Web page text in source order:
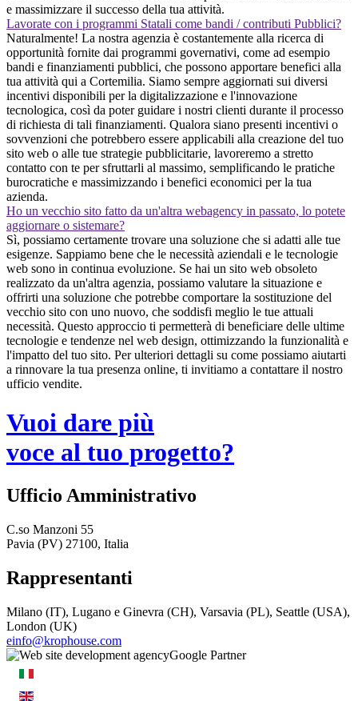
e massimizzare il successo della tua attività.
Lavorate con i programmi Statali come bandi / contributi Pubblici?
Naturalmente! La nostra agenzia è costantemente alla ricerca di
opportunità fornite dai programmi governativi, come ad esempio
bandi e finanziamenti pubblici, che possono apportare benefici alla
tua attività qui a Cortemilia. Siamo sempre aggiornati sui diversi
incentivi disponibili per la digitalizzazione e l'innovazione
tecnologica, così da poter guidare i nostri clienti durante il processo
di richiesta di tali finanziamenti. Qualora siano presenti incentivi o
sovvenzioni che potrebbero essere applicabili alla creazione del tuo
sito web o alle tue strategie pubblicitarie, lavoreremo a stretto
contatto con te per sfruttarli al massimo, semplificando le pratiche
burocratiche e massimizzando i benefici economici per la tua
azienda.
Ho un vecchio sito fatto da un'altra webagency in passato, lo potete
aggiornare o sistemare?
Sì, possiamo certamente trovare una soluzione che si adatti alle tue
esigenze. Sappiamo bene che le necessità aziendali e le tecnologie
web sono in continua evoluzione. Se hai un sito web obsoleto
realizzato da un'altra agenzia, possiamo valutare la situazione e
offrirti una soluzione che potrebbe comportare la sostituzione del
vecchio sito con uno nuovo, che soddisfi meglio le tue attuali
necessità. Questo approccio ti permetterà di beneficiare delle ultime
tecnologie e tendenze nel web design, ottimizzando la funzionalità e
l'impatto del tuo sito. Per ulteriori dettagli su come possiamo aiutarti
a rinnovare la tua presenza online, ti invitiamo a contattare il nostro
ufficio vendite.
Vuoi dare più
voce al tuo progetto?
Ufficio Amministrativo
C.so Manzoni 55
Pavia (PV) 27100, Italia
Rappresentanti
Milano (IT), Lugano e Ginevra (CH), Varsavia (PL), Seattle (USA),
London (UK)
einfo@krophouse.com